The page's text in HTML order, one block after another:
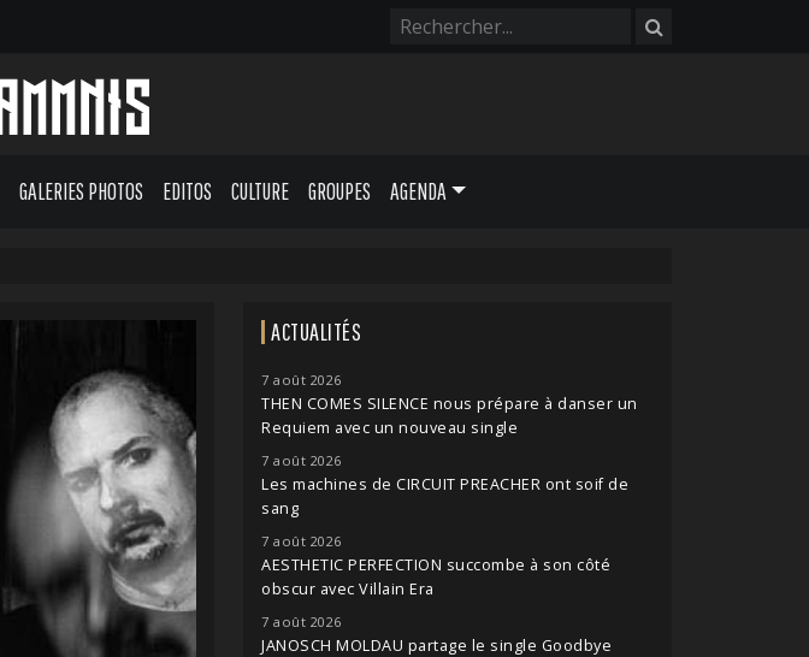
GALERIES PHOTOS EDITOS CULTURE GROUPES AGENDA
ACTUALITÉS
7 août 2026
THEN COMES SILENCE nous prépare à danser un
Requiem avec un nouveau single
7 août 2026
Les machines de CIRCUIT PREACHER ont soif de
sang
7 août 2026
AESTHETIC PERFECTION succombe à son côté
obscur avec Villain Era
7 août 2026
JANOSCH MOLDAU partage le single Goodbye